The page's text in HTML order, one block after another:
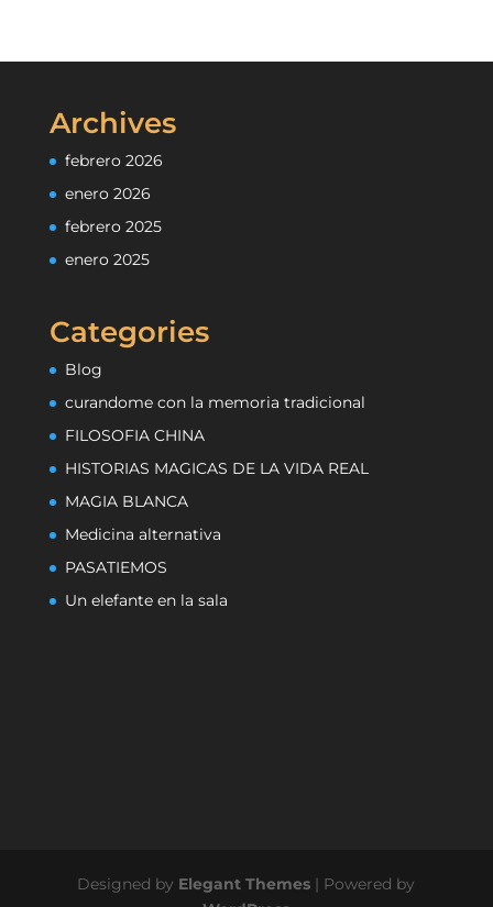
Archives
febrero 2026
enero 2026
febrero 2025
enero 2025
Categories
Blog
curandome con la memoria tradicional
FILOSOFIA CHINA
HISTORIAS MAGICAS DE LA VIDA REAL
MAGIA BLANCA
Medicina alternativa
PASATIEMOS
Un elefante en la sala
Designed by Elegant Themes | Powered by